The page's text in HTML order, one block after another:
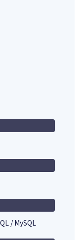
/ MySQL